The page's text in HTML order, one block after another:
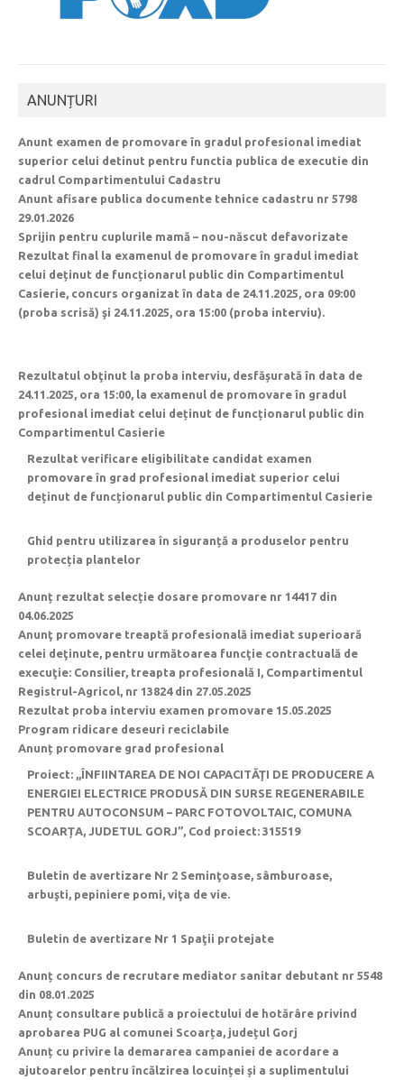
ANUNȚURI
Anunt examen de promovare în gradul profesional imediat
superior celui detinut pentru functia publica de executie din
cadrul Compartimentului Cadastru
Anunt afisare publica documente tehnice cadastru nr 5798
29.01.2026
Sprijin pentru cuplurile mamă – nou-născut defavorizate
Rezultat final la examenul de promovare în gradul imediat
celui deținut de funcționarul public din Compartimentul
Casierie, concurs organizat în data de 24.11.2025, ora 09:00
(proba scrisă) şi 24.11.2025, ora 15:00 (proba interviu).
Rezultatul obţinut la proba interviu, desfășurată în data de
24.11.2025, ora 15:00, la examenul de promovare în gradul
profesional imediat celui deținut de funcționarul public din
Compartimentul Casierie
Rezultat verificare eligibilitate candidat examen
promovare în grad profesional imediat superior celui
deținut de funcționarul public din Compartimentul Casierie
Ghid pentru utilizarea în siguranță a produselor pentru
protecția plantelor
Anunț rezultat selecție dosare promovare nr 14417 din
04.06.2025
Anunţ promovare treaptă profesională imediat superioară
celei deţinute, pentru următoarea funcţie contractuală de
execuţie: Consilier, treapta profesională I, Compartimentul
Registrul-Agricol, nr 13824 din 27.05.2025
Rezultat proba interviu examen promovare 15.05.2025
Program ridicare deseuri reciclabile
Anunț promovare grad profesional
Proiect: ,,ÎNFIINTAREA DE NOI CAPACITĂŢI DE PRODUCERE A
ENERGIEI ELECTRICE PRODUSĂ DIN SURSE REGENERABILE
PENTRU AUTOCONSUM – PARC FOTOVOLTAIC, COMUNA
SCOARȚA, JUDETUL GORJ”, Cod proiect: 315519
Buletin de avertizare Nr 2 Seminţoase, sâmburoase,
arbuşti, pepiniere pomi, viţa de vie.
Buletin de avertizare Nr 1 Spaţii protejate
Anunț concurs de recrutare mediator sanitar debutant nr 5548
din 08.01.2025
Anunț consultare publică a proiectului de hotărâre privind
aprobarea PUG al comunei Scoarța, județul Gorj
Anunț cu privire la demararea campaniei de acordare a
ajutoarelor pentru încălzirea locuinței și a suplimentului